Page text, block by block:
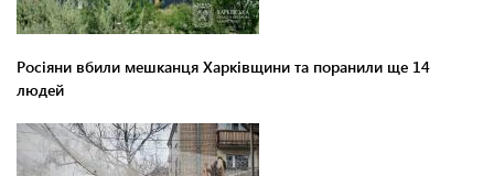
Росіяни вбили мешканця Харківщини та поранили ще 14
людей